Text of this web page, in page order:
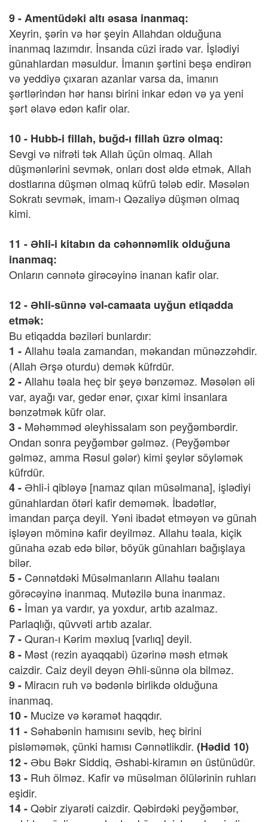
9 - Amentüdəki altı əsasa inanmaq:
Xeyrin, şərin və hər şeyin Allahdan olduğuna
inanmaq lazımdır. İnsanda cüzi iradə var. İşlədiyi
günahlardan məsuldur. İmanın şərtini beşə endirən
və yeddiyə çıxaran azanlar varsa da, imanın
şərtlərindən hər hansı birini inkar edən və ya yeni
şərt əlavə edən kafir olar.
10 - Hubb-i fillah, buğd-ı fillah üzrə olmaq:
Sevgi və nifrəti tək Allah üçün olmaq. Allah
düşmənlərini sevmək, onları dost əldə etmək, Allah
dostlarına düşmən olmaq küfrü tələb edir. Məsələn
Sokratı sevmək, imam-ı Qəzaliyə düşmən olmaq
kimi.
11 - Əhli-i kitabın da cəhənnəmlik olduğuna
inanmaq:
Onların cənnətə girəcəyinə inanan kafir olar.
12 - Əhli-sünnə vəl-camaata uyğun etiqadda
etmək:
Bu etiqadda bəziləri bunlardır:
1 -Allahu təala zamandan, məkandan münəzzəhdir.
(Allah Ərşə oturdu) demək küfrdür.
2 -Allahu təala heç bir şeyə bənzəməz. Məsələn əli
var, ayağı var, gedər enər, çıxar kimi insanlara
bənzətmək küfr olar.
3 - Məhəmməd əleyhissalam son peyğəmbərdir.
Ondan sonra peyğəmbər gəlməz. (Peyğəmbər
gəlməz, amma Rəsul gələr) kimi şeylər söyləmək
küfrdür.
4 -Əhli-i qibləyə [namaz qılan müsəlmana], işlədiyi
günahlardan ötəri kafir deməmək. İbadətlər,
imandan parça deyil. Yəni ibadət etməyən və günah
işləyən möminə kafir deyilməz. Allahu təala, kiçik
günaha əzab edə bilər, böyük günahları bağışlaya
bilər.
5 - Cənnətdəki Müsəlmanların Allahu təalanı
görəcəyinə inanmaq. Mutəzilə buna inanmaz.
6 - İman ya vardır, ya yoxdur, artıb azalmaz.
Parlaqlığı, qüvvəti artıb azalar.
7 -Quran-ı Kərim məxluq [varlıq] deyil.
8 - Məst (rezin ayaqqabi) üzərinə məsh etmək
caizdir. Caiz deyil deyən Əhli-sünnə ola bilməz.
9 - Miracın ruh və bədənlə birlikdə olduğuna
inanmaq.
10 - Mucize və kəramət haqqdır.
11 - Səhabənin hamısını sevib, heç birini
pisləməmək, çünki hamısı Cənnətlikdir. (Hədid 10)
12 -Əbu Bəkr Siddiq, Əshabi-kiramın ən üstünüdür.
13 - Ruh ölməz. Kafir və müsəlman ölülərinin ruhları
eşidir.
14 -Qəbir ziyarəti caizdir. Qəbirdəki peyğəmbər,